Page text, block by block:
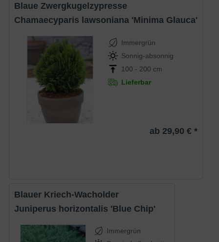
Blaue Zwergkugelzypresse
Chamaecyparis lawsoniana 'Minima Glauca'
Immergrün
Sonnig-absonnig
100 - 200 cm
Lieferbar
ab 29,90 € *
Blauer Kriech-Wacholder
Juniperus horizontalis 'Blue Chip'
Immergrün